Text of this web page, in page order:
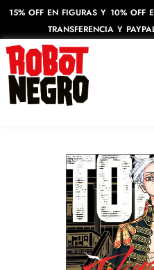
15% OFF EN FIGURAS Y 10% OFF
TRANSFERENCIA Y